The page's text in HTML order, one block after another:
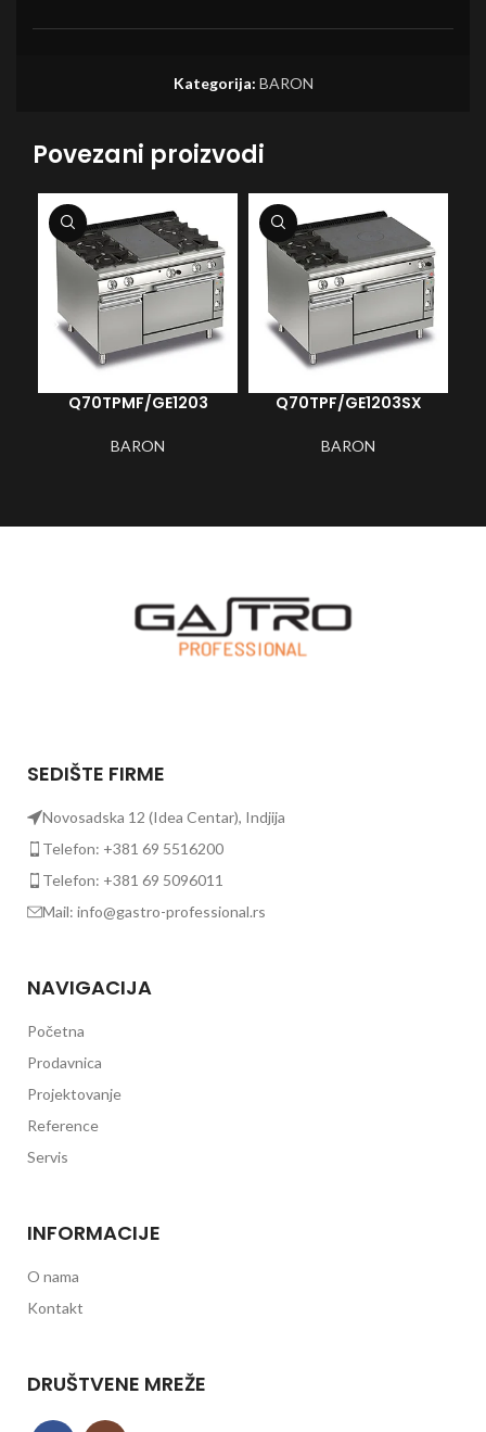
Kategorija: BARON
Povezani proizvodi
Q70TPMF/GE1203
BARON
Q70TPF/GE1203SX
BARON
SEDIŠTE FIRME
Novosadska 12 (Idea Centar), Indjija
Telefon: +381 69 5516200
Telefon: +381 69 5096011
Mail: info@gastro-professional.rs
NAVIGACIJA
Početna
Prodavnica
Projektovanje
Reference
Servis
INFORMACIJE
O nama
Kontakt
DRUŠTVENE MREŽE